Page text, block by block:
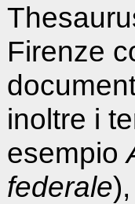
Firenze
inoltre i
esempio
federale